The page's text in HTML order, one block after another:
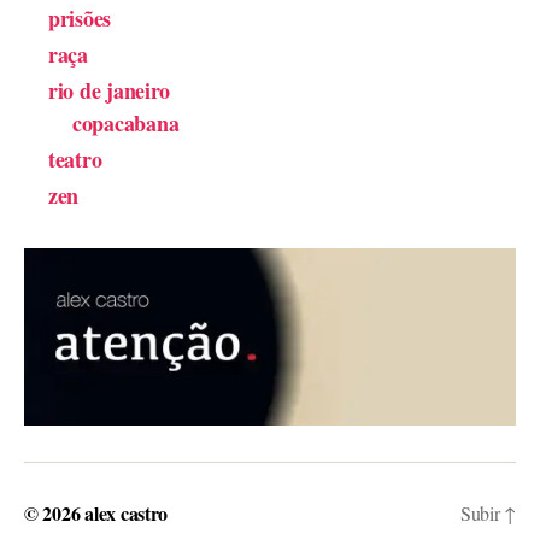
prisões
raça
rio de janeiro
copacabana
teatro
zen
© 2026alex castro Subir↑